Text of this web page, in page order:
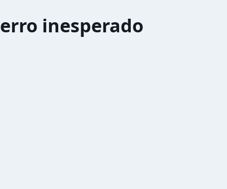
erro inesperado